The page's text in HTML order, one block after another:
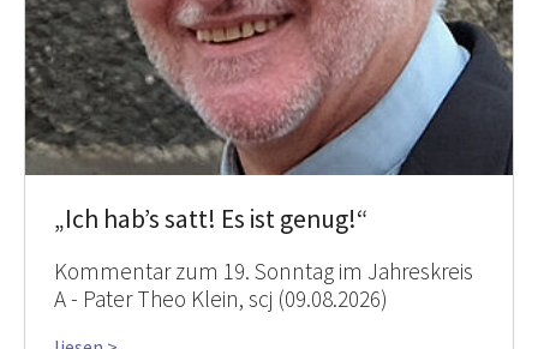
„Ich hab’s satt! Es ist genug!“
Kommentar zum 19. Sonntag im Jahreskreis
A - Pater Theo Klein, scj (09.08.2026)